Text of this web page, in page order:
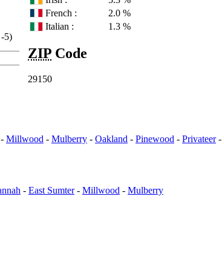
-5)
French :
2.0 %
Italian :
1.3 %
ZIP Code
29150
- Millwood - Mulberry - Oakland - Pinewood - Privateer-
- East Sumter- Millwood - Mulberry